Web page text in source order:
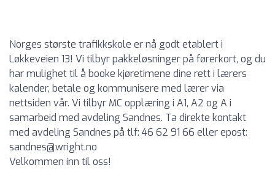
Norges største trafikkskole er nå godt etablert i
Løkkeveien 13! Vi tilbyr pakkeløsninger på førerkort, og du
har mulighet til å booke kjøretimene dine rett i lærers
kalender, betale og kommunisere med lærer via
nettsiden vår. Vi tilbyr MC opplæring i A1, A2 og A i
samarbeid med avdeling Sandnes. Ta direkte kontakt
med avdeling Sandnes på tlf: 46 62 91 66 eller epost:
sandnes@wright.no
Velkommen inn til oss!